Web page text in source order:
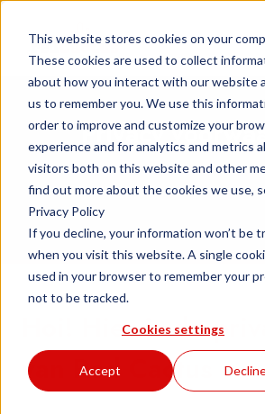
This website stores cookies on your
These cookies are used to collect
about how you interact with our website
us to remember you. We use this
order to improve and customize your
experience and for analytics and metrics
visitors both on this website and other
find out more about the cookies we use,
Privacy Policy
If you decline, your information won’t be
when you visit this website. A single
used in your browser to remember your
not to be tracked.
Cookies settings
Accept
Privacy
Hoi! Hier is de
van Red Cactus